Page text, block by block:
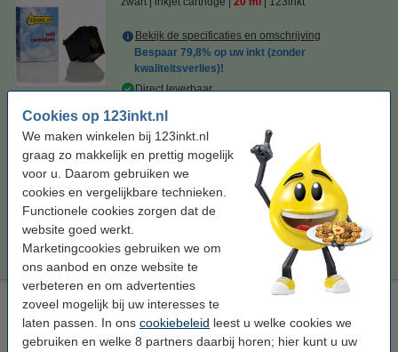
Cookies op 123inkt.nl
We maken winkelen bij 123inkt.nl
graag zo makkelijk en prettig mogelijk
voor u. Daarom gebruiken we
cookies en vergelijkbare technieken.
Functionele cookies zorgen dat de
website goed werkt.
Marketingcookies gebruiken we om
ons aanbod en onze website te
verbeteren en om advertenties
zoveel mogelijk bij uw interesses te
laten passen. In ons cookiebeleid leest u welke cookies we
gebruiken en welke 8 partners daarbij horen; hier kunt u uw
Bekijk de specificaties en omschrijving
Bespaar 79,8% op uw inkt (zonder
kwaliteitsverlies)!
Direct leverbaar
Prijs per ml € 1,48
€ 29,50 Bestellen
Tip
Wij adviseren u om deze cartridge i.p.v. de originele cartridge te
nemen.
HP 300XL (CC644EE) inktcartridge kleur hoge capaciteit
(origineel)
drie kleuren inkjet cartridge 11 ml ± 440 pagina's